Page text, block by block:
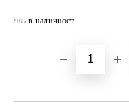
985 в наличност